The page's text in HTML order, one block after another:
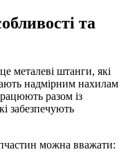
та
металеві штанги, які
надмірним нахилам
разом із
забезпечують
можна вважати: